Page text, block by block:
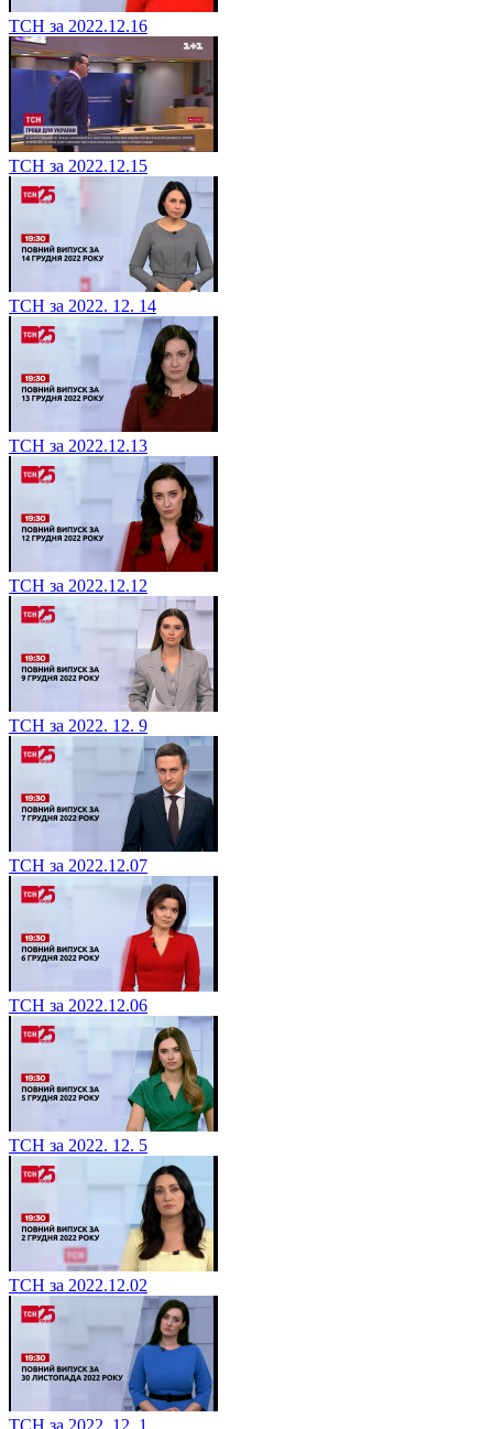
ТСН за 2022.12.16
ТСН за 2022.12.15
ТСН за 2022. 12. 14
ТСН за 2022.12.13
ТСН за 2022.12.12
ТСН за 2022. 12. 9
ТСН за 2022.12.07
ТСН за 2022.12.06
ТСН за 2022. 12. 5
ТСН за 2022.12.02
ТСН за 2022. 12. 1